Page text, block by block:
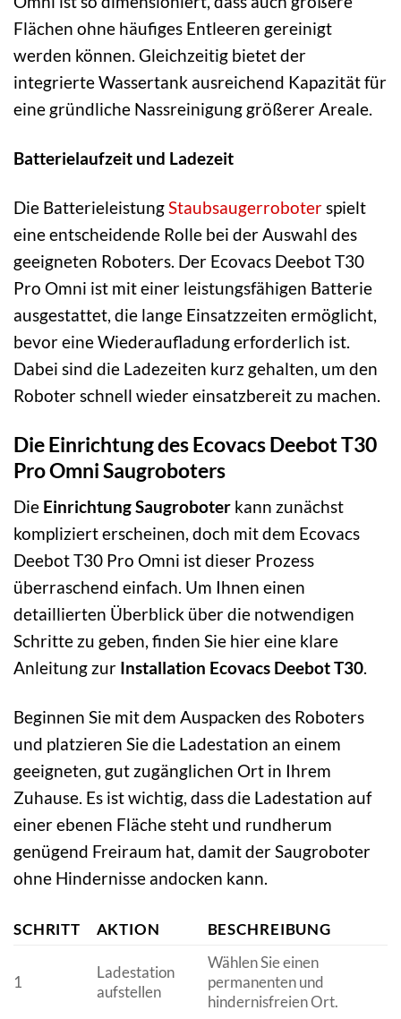
Flächen ohne häufiges Entleeren gereinigt
werden können. Gleichzeitig bietet der
integrierte Wassertank ausreichend Kapazität für
eine gründliche Nassreinigung größerer Areale.
Batterielaufzeit und Ladezeit
Die BatterieleistungStaubsaugerroboterspielt
eine entscheidende Rolle bei der Auswahl des
geeigneten Roboters. Der Ecovacs Deebot T30
Pro Omni ist mit einer leistungsfähigen Batterie
ausgestattet, die lange Einsatzzeiten ermöglicht,
bevor eine Wiederaufladung erforderlich ist.
Dabei sind die Ladezeiten kurz gehalten, um den
Roboter schnell wieder einsatzbereit zu machen.
Die Einrichtung des Ecovacs Deebot T30
Pro Omni Saugroboters
Die Einrichtung Saugroboter kann zunächst
kompliziert erscheinen, doch mit dem Ecovacs
Deebot T30 Pro Omni ist dieser Prozess
überraschend einfach. Um Ihnen einen
detaillierten Überblick über die notwendigen
Schritte zu geben, finden Sie hier eine klare
Anleitung zur Installation Ecovacs Deebot T30.
Beginnen Sie mit dem Auspacken des Roboters
und platzieren Sie die Ladestation an einem
geeigneten, gut zugänglichen Ort in Ihrem
Zuhause. Es ist wichtig, dass die Ladestation auf
einer ebenen Fläche steht und rundherum
genügend Freiraum hat, damit der Saugroboter
ohne Hindernisse andocken kann.
SCHRITT AKTION BESCHREIBUNG
1
Ladestation
aufstellen
Wählen Sie einen
permanenten und
hindernisfreien Ort.